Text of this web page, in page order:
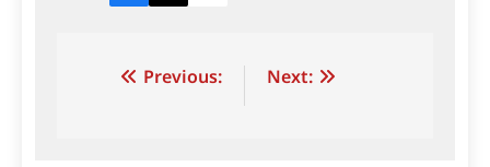
Post Previous: Next: